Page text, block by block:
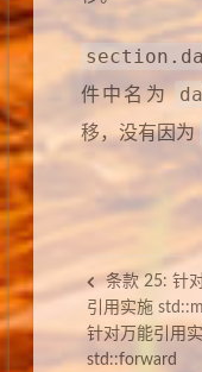
件中名为
移，没有因为
条款 25: 针
引用实施
针对万能引用
std::forward